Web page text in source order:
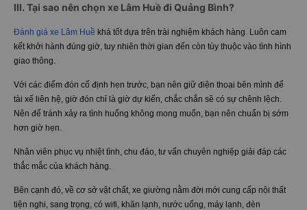
III. Tại sao nên chọn xe Lâm Huề đi Quảng Bình?
Đánh giá xe Lâm Huề khá tốt dựa trên trài nghiệm khách hàng. Luôn cam
kết khởi hành đúng giờ, tuy nhiên thời gian đến còn tùy thuộc vào tình hình
giao thông.
Với các điểm đón cố định hẹn trước, bạn nên giữ điện thoại bên mình để
tài xế liên hệ, giờ đón chỉ là giờ dự kiến, chắc chắn sẽ có sự chênh lệch.
Nên để tránh xảy ra tình huống không mong muốn, bạn nên chuẩn bị sớm
hơn giờ hẹn.
Nhân viên phục vụ nhiệt tình, chu đáo, tư vấn chuyên nghiệp giải đáp các
thắc mắc của khách hàng.
Bên cạnh đó, về cơ sở vật chất, xe giường nằm đời mới cung cấp nội thất
tiện nghi, sang trọng, có wifi, khăn lạnh, nước uống, máy lạnh, đèn